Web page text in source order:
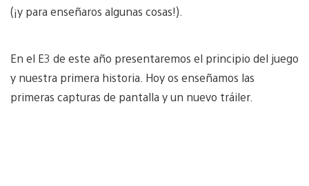
(¡y para enseñaros algunas cosas!).
En el E3 de este año presentaremos el principio del juego
y nuestra primera historia. Hoy os enseñamos las
primeras capturas de pantalla y un nuevo tráiler.